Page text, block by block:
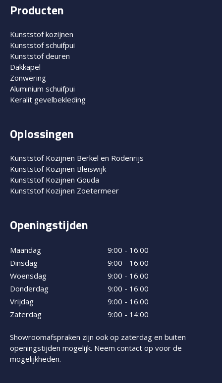
Producten
Kunststof kozijnen
Kunststof schuifpui
Kunststof deuren
Dakkapel
Zonwering
Aluminium schuifpui
Keralit gevelbekleding
Oplossingen
Kunststof Kozijnen Berkel en Rodenrijs
Kunststof Kozijnen Bleiswijk
Kunststof Kozijnen Gouda
Kunststof Kozijnen Zoetermeer
Openingstijden
Maandag
9:00 - 16:00
Dinsdag
9:00 - 16:00
Woensdag
9:00 - 16:00
Donderdag
9:00 - 16:00
Vrijdag
9:00 - 16:00
Zaterdag
9:00 - 14:00
Showroomafspraken zijn ook op zaterdag en buiten
openingstijden mogelijk. Neem contact op voor de
mogelijkheden.